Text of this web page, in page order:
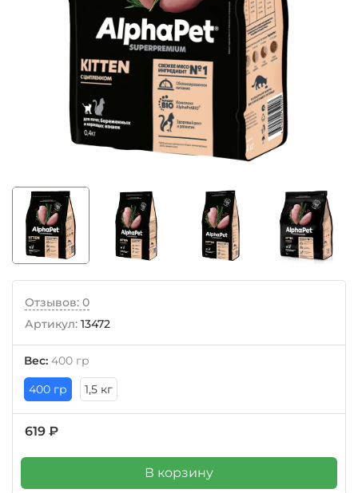
Отзывов: 0
Артикул: 13472
Вес: 400 гр
400 гр
1,5 кг
619 ₽
В корзину